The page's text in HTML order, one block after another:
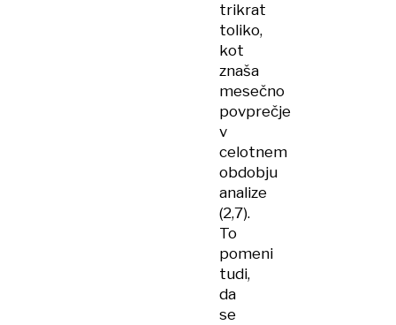
trikrat
toliko,
kot
znaša
mesečno
povprečje
v
celotnem
obdobju
analize
(2,7).
To
pomeni
tudi,
da
se